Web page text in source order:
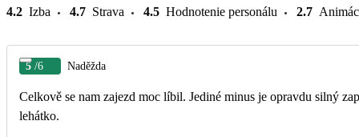
4.2 Izba 4.7 Strava 4.5 Hodnotenie personálu 2.7
5 /6 Naděžda
Celkově se nam zajezd moc líbil. Jediné minus je opravdu silný
lehátko.